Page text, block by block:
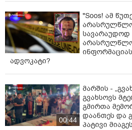
"Soos! ამ
სავარაუდოდ
ადვოკატი?
00:44
მარშის -
გვახსოვს
გმირთა
დაანთეს და
პატივი